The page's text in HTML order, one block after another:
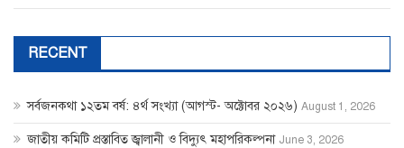
RECENT
সর্বজনকথা ১২তম বর্ষ: ৪র্থ সংখ্যা (আগস্ট- অক্টোবর ২০২৬) August 1, 2026
জাতীয় কমিটি প্রস্তাবিত জ্বালানী ও বিদ্যুৎ মহাপরিকল্পনা June 3, 2026